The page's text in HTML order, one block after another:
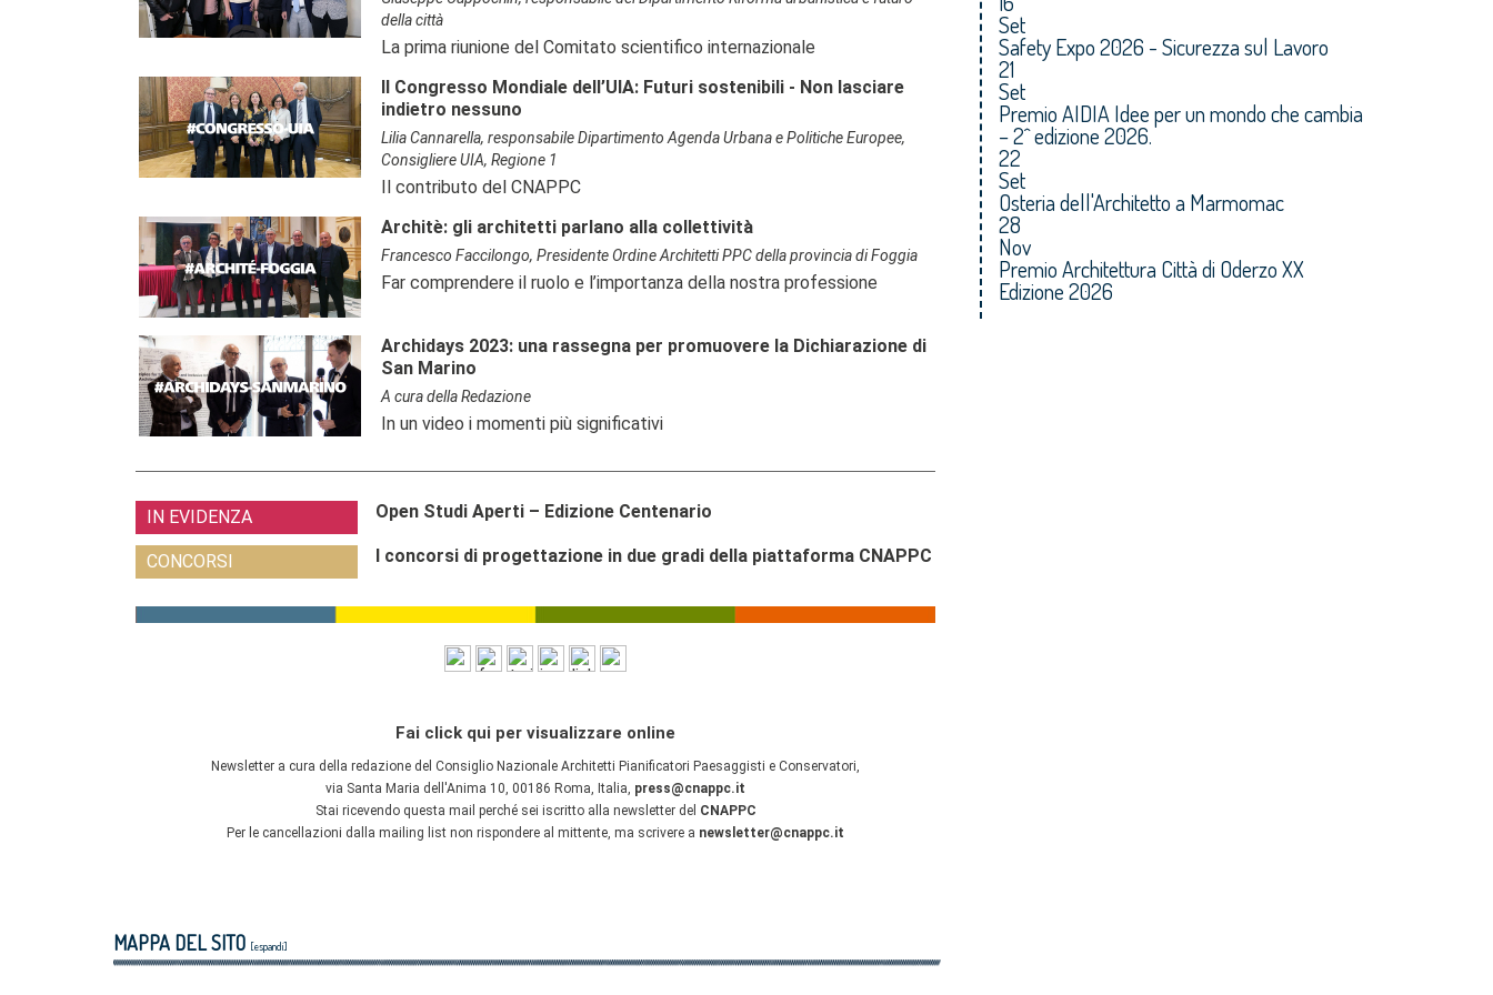
MAPPA DEL SITO [espandi]
Set
Safety Expo 2026 - Sicurezza sul Lavoro
21
Set
Premio AIDIA Idee per un mondo che cambia
– 2^ edizione 2026.
22
Set
Osteria dell'Architetto a Marmomac
28
Nov
Premio Architettura Città di Oderzo XX
Edizione 2026